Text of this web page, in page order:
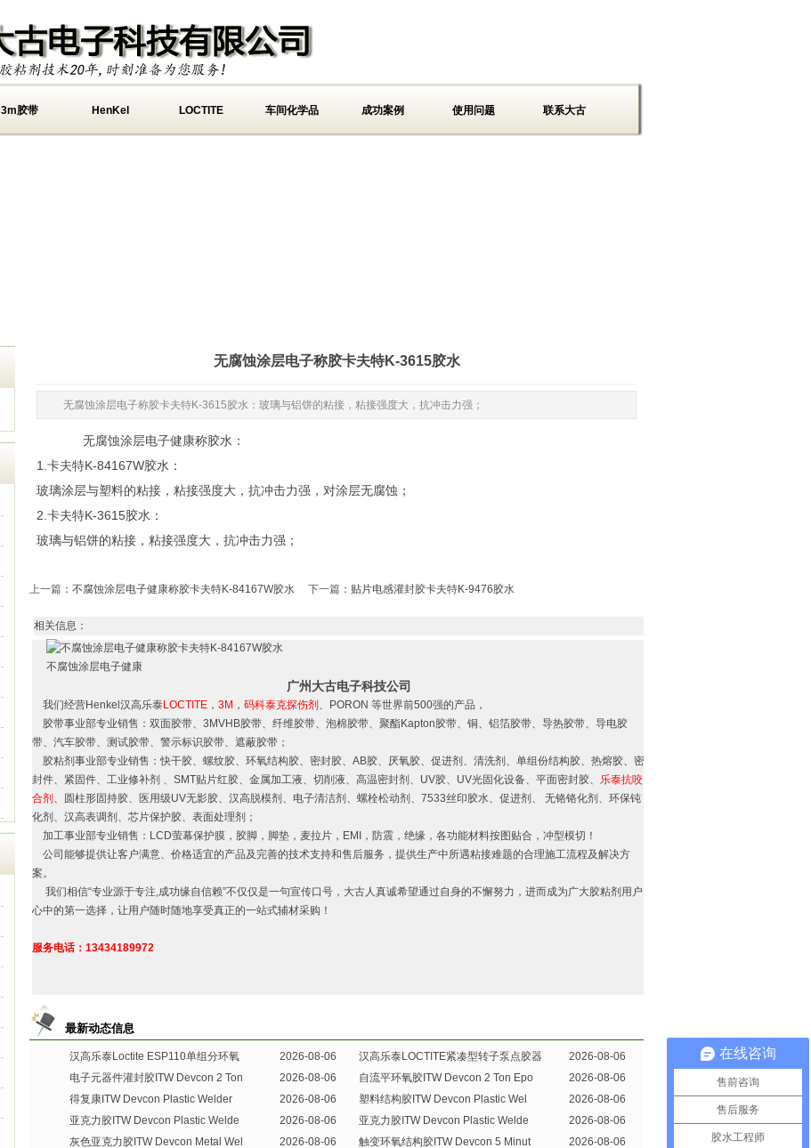
3m胶带 HenKel LOCTITE 车间化学品 成功案例 使用问题 联系大古
无腐蚀涂层电子称胶卡夫特K-3615胶水
无腐蚀涂层电子称胶卡夫特K-3615胶水：玻璃与铝饼的粘接，粘接强度大，抗冲击力强；
无腐蚀涂层电子健康称胶水：
1.卡夫特K-84167W胶水：
玻璃涂层与塑料的粘接，粘接强度大，抗冲击力强，对涂层无腐蚀；
2.卡夫特K-3615胶水：
玻璃与铝饼的粘接，粘接强度大，抗冲击力强；
上一篇 ： 不腐蚀涂层电子健康称胶卡夫特K-84167W胶水 下一篇 ： 贴片电感灌封胶卡夫特K-9476胶水
相关信息：
不腐蚀涂层电子健康
广州大古电子科技公司
我们经营Henkel汉高乐泰LOCTITE ， 3M ， 码科泰克探伤剂 、PORON 等世界前500强的产品，
胶带事业部专业销售：双面胶带、3MVHB胶带、纤维胶带、泡棉胶带、聚酯Kapton胶带、铜、铝箔胶带、导热胶带、导电胶
带、汽车胶带、测试胶带、警示标识胶带、遮蔽胶带；
胶粘剂事业部专业销售：快干胶、螺纹胶、环氧结构胶、密封胶、AB胶、厌氧胶、促进剂、清洗剂、单组份结构胶、热熔胶、密
封件、紧固件、工业修补剂 、SMT贴片红胶、金属加工液、切削液、高温密封剂、UV胶、UV光固化设备、平面密封胶、 乐泰抗咬
合剂 、圆柱形固持胶、医用级UV无影胶、汉高脱模剂、电子清洁剂、螺栓松动剂、7533丝印胶水、促进剂、 无铬铬化剂、环保钝
化剂、汉高表调剂、芯片保护胶、表面处理剂；
加工事业部专业销售：LCD萤幕保护膜，胶脚，脚垫，麦拉片，EMI，防震，绝缘，各功能材料按图贴合，冲型模切！
公司能够提供让客户满意、价格适宜的产品及完善的技术支持和售后服务，提供生产中所遇粘接难题的合理施工流程及解决方
案。
我们相信“专业源于专注,成功缘自信赖”不仅仅是一句宣传口号，大古人真诚希望通过自身的不懈努力，进而成为广大胶粘剂用户
心中的第一选择，让用户随时随地享受真正的一站式辅材采购！
服务电话：13434189972
最新动态信息
汉高乐泰Loctite ESP110单组分环氧 2026-08-06 汉高乐泰LOCTITE紧凑型转子泵点胶器
2026-08-06
电子元器件灌封胶ITW Devcon 2 Ton
2026-08-06 自流平环氧胶ITW Devcon 2 Ton Epo
2026-08-06
得复康ITW Devcon Plastic Welder
2026-08-06 塑料结构胶ITW Devcon Plastic Wel
2026-08-06
亚克力胶ITW Devcon Plastic Welde
2026-08-06 亚克力胶ITW Devcon Plastic Welde
2026-08-06
灰色亚克力胶ITW Devcon Metal Wel
2026-08-06 触变环氧结构胶ITW Devcon 5 Minut
2026-08-06
在线咨询
售前咨询
售后服务
胶水工程师